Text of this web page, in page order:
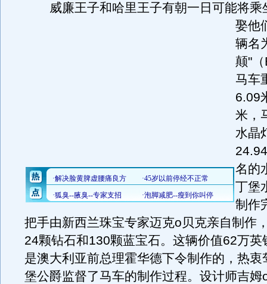
威廉王子和哈里王子有朝一日可能将乘
娶他
辆名
颠"
马车
6.09
米，
水晶
名的
丁堡
制作
把手由新西兰珠宝专家迈克o贝克亲自制作
24颗钻石和130颗蓝宝石。这辆价值62万英
是澳大利亚前总理霍华德下令制作的，热衷
堡公爵监督了马车的制作过程。设计师吉姆